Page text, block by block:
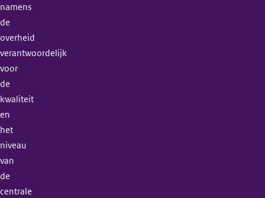
namens
de
overheid
verantwoordelijk
voor
de
kwaliteit
en
het
niveau
van
de
centrale